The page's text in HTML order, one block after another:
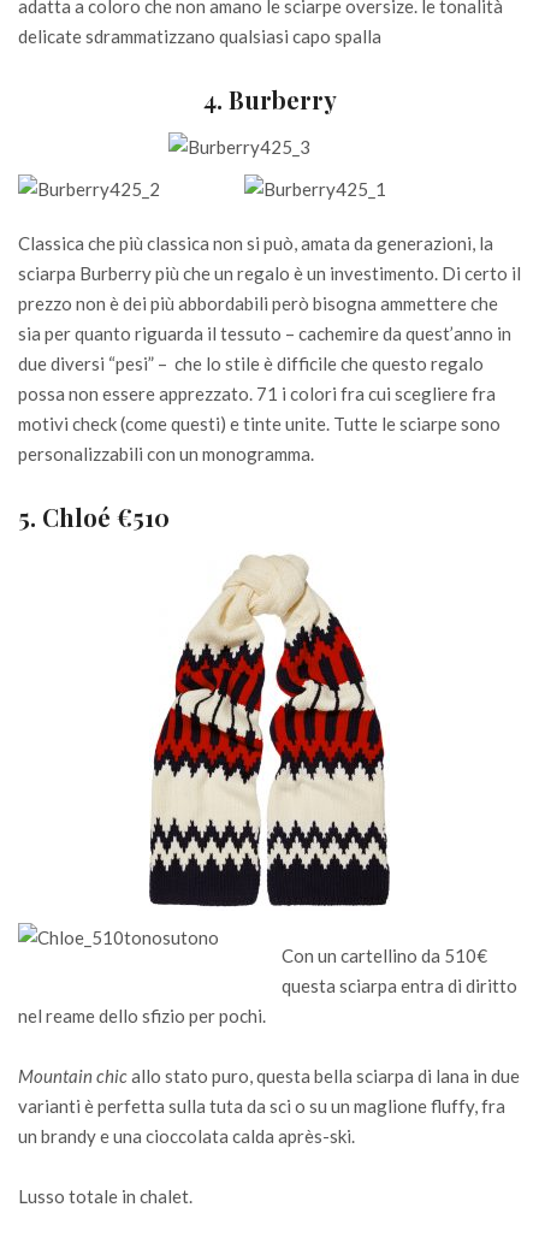
adatta a coloro che non amano le sciarpe oversize. le tonalità
delicate sdrammatizzano qualsiasi capo spalla
4. Burberry
Classica che più classica non si può, amata da generazioni, la
sciarpa Burberry più che un regalo è un investimento. Di certo il
prezzo non è dei più abbordabili però bisogna ammettere che
sia per quanto riguarda il tessuto – cachemire da quest’anno in
due diversi “pesi” – che lo stile è difficile che questo regalo
possa non essere apprezzato. 71 i colori fra cui scegliere fra
motivi check (come questi) e tinte unite. Tutte le sciarpe sono
personalizzabili con un monogramma.
5. Chloé €510
Con un cartellino da 510€
questa sciarpa entra di diritto
nel reame dello sfizio per pochi.
Mountain chicallo stato puro, questa bella sciarpa di lana in due
varianti è perfetta sulla tuta da sci o su un maglione fluffy, fra
un brandy e una cioccolata calda après-ski.
Lusso totale in chalet.